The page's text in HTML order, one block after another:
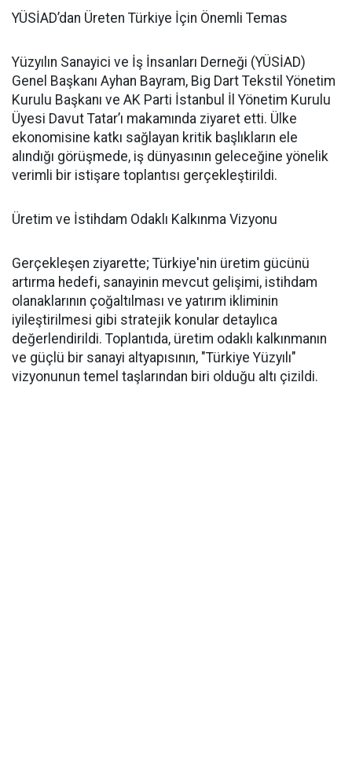
YÜSİAD’dan Üreten Türkiye İçin Önemli Temas
Yüzyılın Sanayici ve İş İnsanları Derneği (YÜSİAD)
Genel Başkanı Ayhan Bayram, Big Dart Tekstil Yönetim
Kurulu Başkanı ve AK Parti İstanbul İl Yönetim Kurulu
Üyesi Davut Tatar’ı makamında ziyaret etti. Ülke
ekonomisine katkı sağlayan kritik başlıkların ele
alındığı görüşmede, iş dünyasının geleceğine yönelik
verimli bir istişare toplantısı gerçekleştirildi.
Üretim ve İstihdam Odaklı Kalkınma Vizyonu
Gerçekleşen ziyarette; Türkiye'nin üretim gücünü
artırma hedefi, sanayinin mevcut gelişimi, istihdam
olanaklarının çoğaltılması ve yatırım ikliminin
iyileştirilmesi gibi stratejik konular detaylıca
değerlendirildi. Toplantıda, üretim odaklı kalkınmanın
ve güçlü bir sanayi altyapısının, "Türkiye Yüzyılı"
vizyonunun temel taşlarından biri olduğu altı çizildi.